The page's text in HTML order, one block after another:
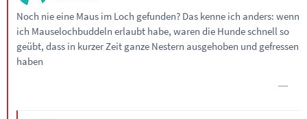
Noch nie eine Maus im Loch gefunden? Das kenne ich anders: wenn
ich Mauselochbuddeln erlaubt habe, waren die Hunde schnell so
geübt, dass in kurzer Zeit ganze Nestern ausgehoben und gefressen
haben